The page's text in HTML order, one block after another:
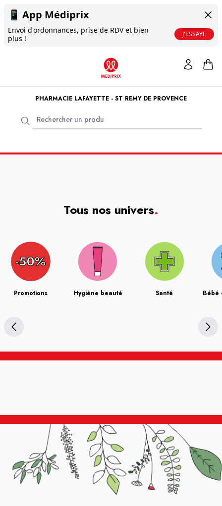
📱 App Médiprix
Envoi d'ordonnances, prise de RDV et bien
plus !
J'ESSAYE
PHARMACIE LAFAYETTE - ST REMY DE PROVENCE
Tous nos univers.
Promotions Hygiène beauté Santé Bébé